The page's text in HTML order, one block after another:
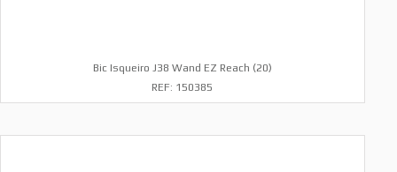
Bic Isqueiro J38 Wand EZ Reach (20)
REF: 150385